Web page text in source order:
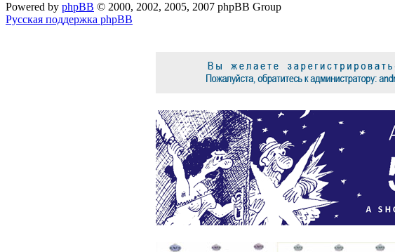
Powered by phpBB © 2000, 2002, 2005, 2007 phpBB Group
Русская поддержка phpBB